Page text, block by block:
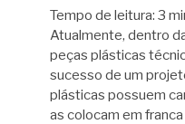
Tempo de leitura: 3
Atualmente, dentro
peças plásticas
sucesso de um
plásticas possuem
as colocam em